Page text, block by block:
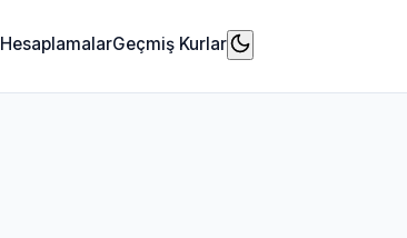
HesaplamalarGeçmiş Kurlar